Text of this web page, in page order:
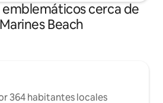
cerca de
Beach
364 habitantes locales